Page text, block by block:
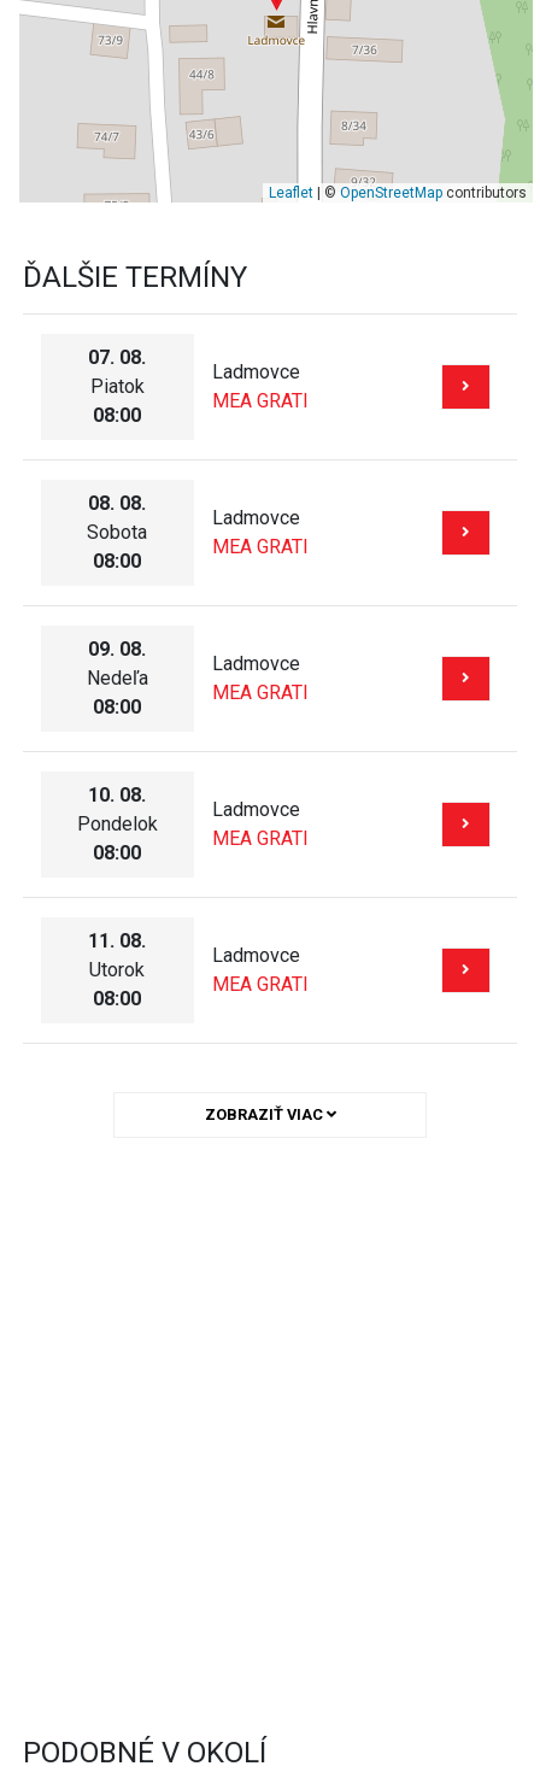
Leaflet| © OpenStreetMapcontributors
ĎALŠIE TERMÍNY
07. 08.
Piatok
08:00
Ladmovce
MEA GRATI
08. 08.
Sobota
08:00
Ladmovce
MEA GRATI
09. 08.
Nedeľa
08:00
Ladmovce
MEA GRATI
10. 08.
Pondelok
08:00
Ladmovce
MEA GRATI
11. 08.
Utorok
08:00
Ladmovce
MEA GRATI
ZOBRAZIŤ VIAC
PODOBNÉ V OKOLÍ